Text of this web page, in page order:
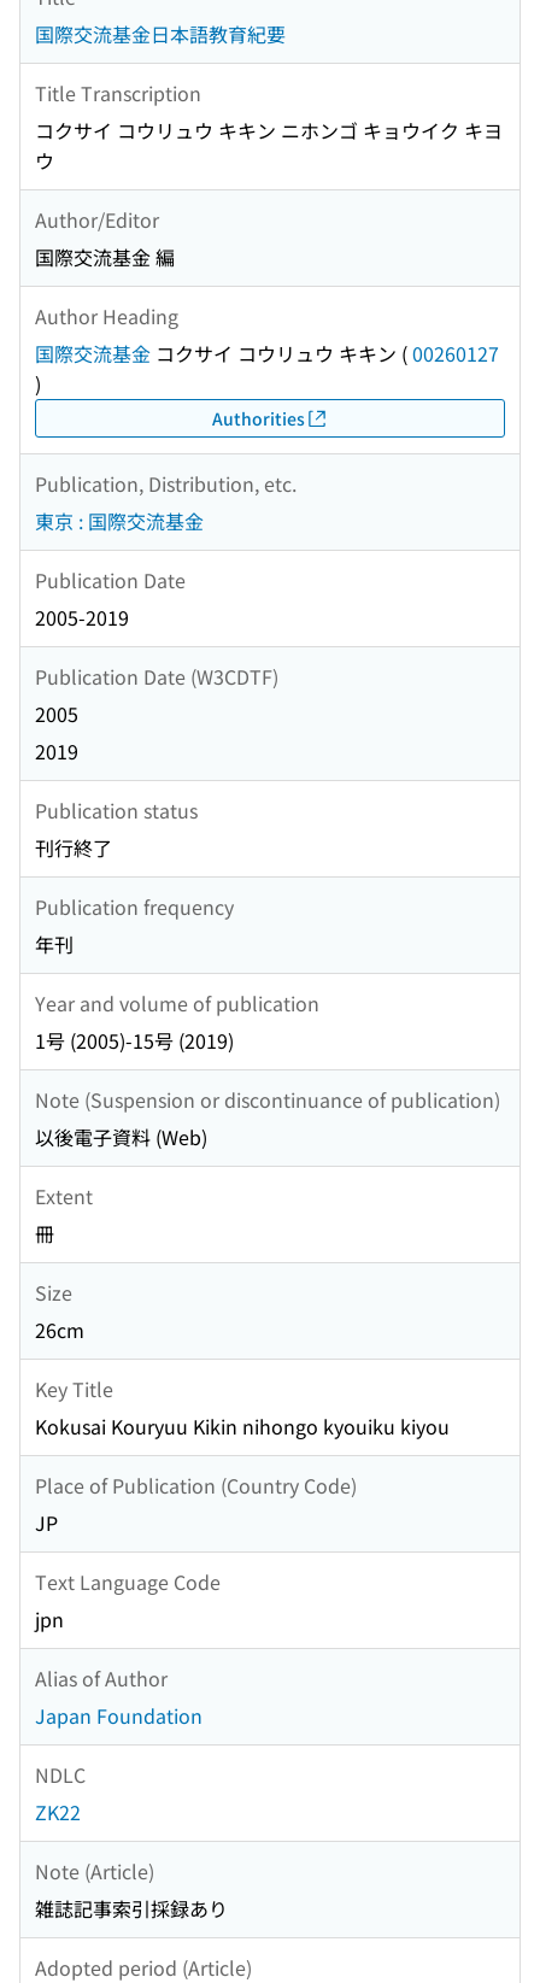
国際交流基金日本語教育紀要
Title Transcription
コクサイ コウリュウ キキン ニホンゴ キョウイク キヨ
ウ
Author/Editor
国際交流基金 編
Author Heading
国際交流基金 コクサイ コウリュウ キキン (00260127
)
Authorities
Publication, Distribution, etc.
東京 : 国際交流基金
Publication Date
2005-2019
Publication Date (W3CDTF)
2005
2019
Publication status
刊行終了
Publication frequency
年刊
Year and volume of publication
1号 (2005)-15号 (2019)
Note (Suspension or discontinuance of publication)
以後電子資料 (Web)
Extent
冊
Size
26cm
Key Title
Kokusai Kouryuu Kikin nihongo kyouiku kiyou
Place of Publication (Country Code)
JP
Text Language Code
jpn
Alias of Author
Japan Foundation
NDLC
ZK22
Note (Article)
雑誌記事索引採録あり
Adopted period (Article)